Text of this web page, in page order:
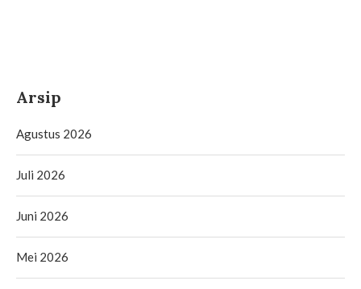
Arsip
Agustus 2026
Juli 2026
Juni 2026
Mei 2026